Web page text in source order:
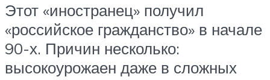
Этот «иностранец» получил
«российское гражданство» в начале
90-х. Причин несколько:
высокоурожаен даже в сложных